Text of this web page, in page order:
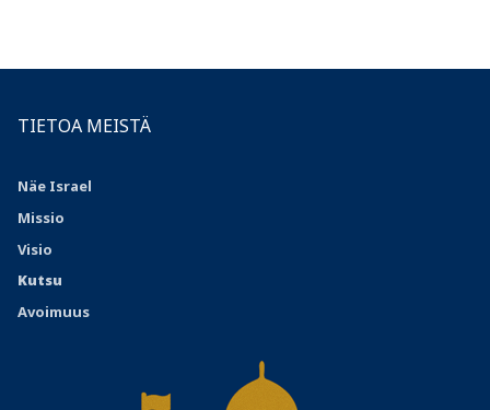
TIETOA MEISTÄ
Näe Israel
Missio
Visio
Kutsu
Avoimuus